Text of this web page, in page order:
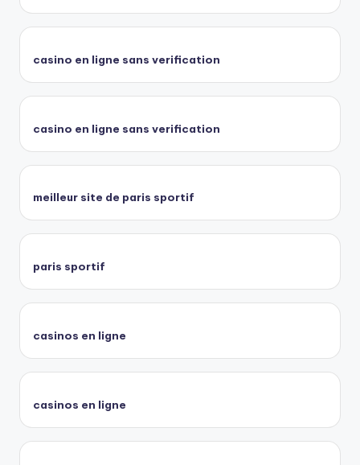
casino en ligne sans verification
casino en ligne sans verification
meilleur site de paris sportif
paris sportif
casinos en ligne
casinos en ligne